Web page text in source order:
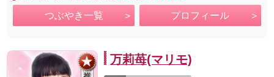
つぶやき一覧 プロフィール
万莉苺(マリモ)